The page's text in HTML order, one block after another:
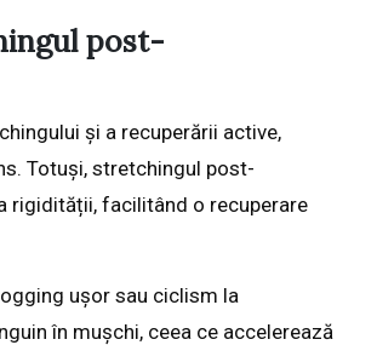
post-
și a recuperării active,
Totuși, stretchingul post-
rigidității, facilitând o recuperare
ușor sau ciclism la
în mușchi, ceea ce accelerează